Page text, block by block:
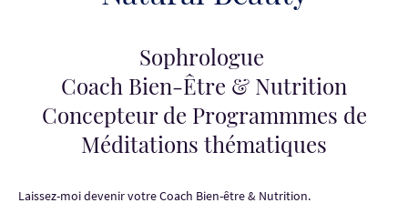
Sophrologue
Coach Bien-Être & Nutrition
Concepteur de Programmmes de
Méditations thématiques
Laissez-moi devenir votre Coach Bien-être & Nutrition.